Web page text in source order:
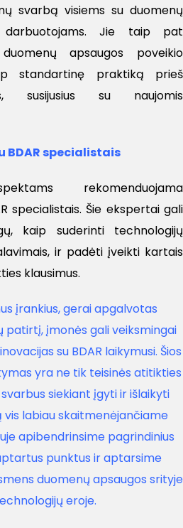
svarbą visiems su duomenų
darbuotojams. Jie taip pat
apsaugos poveikio
standartinę praktiką prieš
susijusius su naujomis
specialistais
rekomenduojama
specialistais. Šie ekspertai gali
kaip suderinti technologijų
ir padėti įveikti kartais
klausimus.
įrankius, gerai apgalvotas
įmonės gali veiksmingai
su BDAR laikymusi. Šios
yra ne tik teisinės atitikties
siekiant įgyti ir išlaikyti
labiau skaitmenėjančiame
apibendrinsime pagrindinius
punktus ir aptarsime
duomenų apsaugos srityje
eroje.